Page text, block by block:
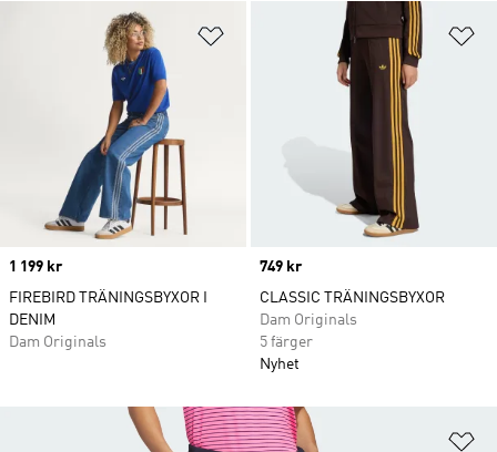
Lägg till på önskelistan
Price
1 199 kr
FIREBIRD TRÄNINGSBYXOR I
DENIM
Dam Originals
Price
749 kr
CLASSIC TRÄNINGSBYXOR
Dam Originals
5 färger
Nyhet